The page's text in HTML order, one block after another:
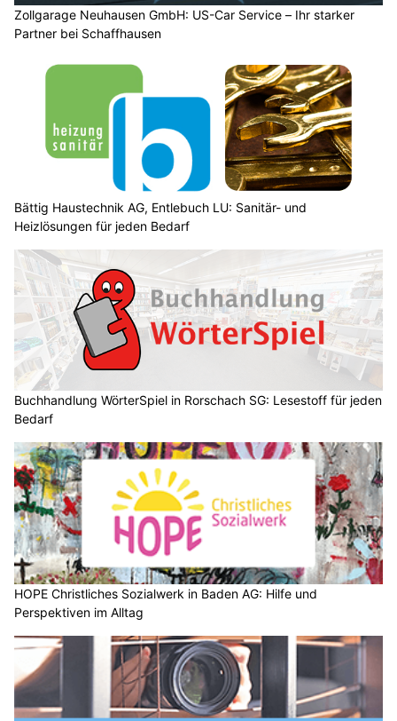
Zollgarage Neuhausen GmbH: US-Car Service – Ihr starker
Partner bei Schaffhausen
Bättig Haustechnik AG, Entlebuch LU: Sanitär- und
Heizlösungen für jeden Bedarf
Buchhandlung WörterSpiel in Rorschach SG: Lesestoff für jeden
Bedarf
HOPE Christliches Sozialwerk in Baden AG: Hilfe und
Perspektiven im Alltag